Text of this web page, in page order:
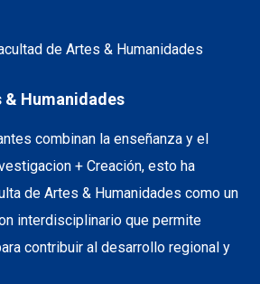
de Artes & Humanidades
Humanidades
combinan la enseñanza y el
+ Creación, esto ha
de Artes & Humanidades como un
interdisciplinario que permite
contribuir al desarrollo regional y